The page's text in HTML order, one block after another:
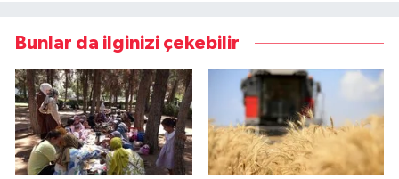
Bunlar da ilginizi çekebilir